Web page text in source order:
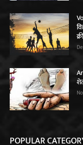
POPULAR